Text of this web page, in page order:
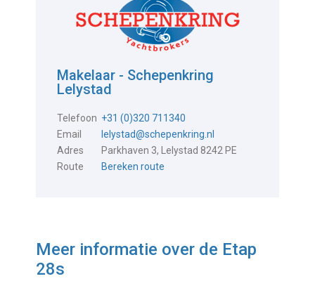
Makelaar - Schepenkring
Lelystad
Telefoon +31 (0)320 711340
Email
lelystad@schepenkring.nl
Adres
Parkhaven 3, Lelystad 8242 PE
Route
Bereken route
Meer informatie over de Etap
28s